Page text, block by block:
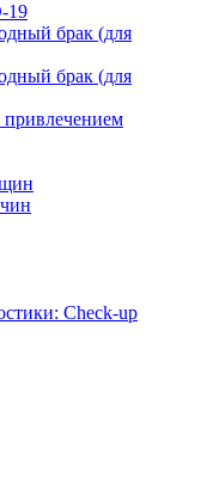
19
брак (для
брак (для
привлечением
Check-up